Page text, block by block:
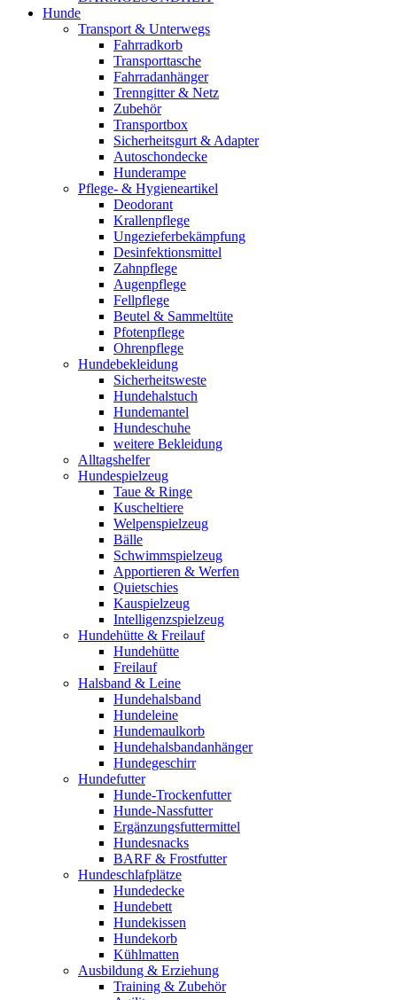
Hunde
Transport & Unterwegs
Fahrradkorb
Transporttasche
Fahrradanhänger
Trenngitter & Netz
Zubehör
Transportbox
Sicherheitsgurt & Adapter
Autoschondecke
Hunderampe
Pflege- & Hygieneartikel
Deodorant
Krallenpflege
Ungezieferbekämpfung
Desinfektionsmittel
Zahnpflege
Augenpflege
Fellpflege
Beutel & Sammeltüte
Pfotenpflege
Ohrenpflege
Hundebekleidung
Sicherheitsweste
Hundehalstuch
Hundemantel
Hundeschuhe
weitere Bekleidung
Alltagshelfer
Hundespielzeug
Taue & Ringe
Kuscheltiere
Welpenspielzeug
Bälle
Schwimmspielzeug
Apportieren & Werfen
Quietschies
Kauspielzeug
Intelligenzspielzeug
Hundehütte & Freilauf
Hundehütte
Freilauf
Halsband & Leine
Hundehalsband
Hundeleine
Hundemaulkorb
Hundehalsbandanhänger
Hundegeschirr
Hundefutter
Hunde-Trockenfutter
Hunde-Nassfutter
Ergänzungsfuttermittel
Hundesnacks
BARF & Frostfutter
Hundeschlafplätze
Hundedecke
Hundebett
Hundekissen
Hundekorb
Kühlmatten
Ausbildung & Erziehung
Training & Zubehör